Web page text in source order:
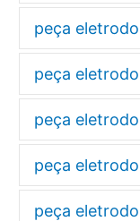
peça
peça
peça
peça
peça